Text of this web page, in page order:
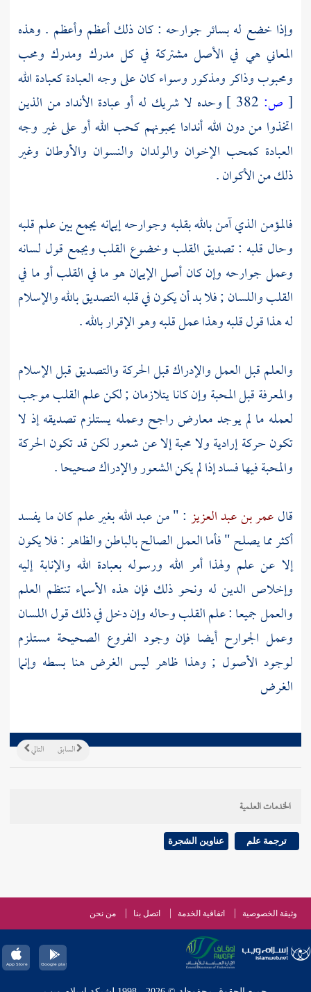
وإذا خضع له بسائر جوارحه : كان ذلك أعظم وأعظم . وهذه
المعاني هي في الأصل مشتركة في كل مدرك ومدرك ومحب
ومحبوب وذاكر ومذكور وسواء كان على وجه العبادة كعبادة الله
[ ص:
وحده لا شريك له أو عبادة الأنداد من الذين
اتخذوا من دون الله أندادا يحبونهم كحب الله أو على غير وجه
العبادة كمحب الإخوان والولدان والنسوان والأوطان وغير
ذلك من الأكوان .
فالمؤمن الذي آمن بالله بقلبه وجوارحه إيمانه يجمع بين علم قلبه
وحال قلبه : تصديق القلب وخضوع القلب ويجمع قول لسانه
وعمل جوارحه وإن كان أصل الإيمان هو ما في القلب أو ما في
القلب واللسان ; فلا بد أن يكون في قلبه التصديق بالله والإسلام
له هذا قول قلبه وهذا عمل قلبه وهو الإقرار بالله .
والعلم قبل العمل والإدراك قبل الحركة والتصديق قبل الإسلام
والمعرفة قبل المحبة وإن كانا يتلازمان ; لكن علم القلب موجب
لعمله ما لم يوجد معارض راجح وعمله يستلزم تصديقه إذ لا
تكون حركة إرادية ولا محبة إلا عن شعور لكن قد تكون الحركة
والمحبة فيها فساد إذا لم يكن الشعور والإدراك صحيحا .
قالعمر بن عبد العزيز : " من عبد الله بغير علم كان ما يفسد
أكثر مما يصلح " فأما العمل الصالح بالباطن والظاهر : فلا يكون
إلا عن علم ولهذا أمر الله ورسوله بعبادة الله والإنابة إليه
وإخلاص الدين له ونحو ذلك فإن هذه الأسماء تنتظم العلم
والعمل جميعا : علم القلب وحاله وإن دخل في ذلك قول اللسان
وعمل الجوارح أيضا فإن وجود الفروع الصحيحة مستلزم
لوجود الأصول ; وهذا ظاهر ليس الغرض هنا بسطه وإنما
الغرض
التالي السابق
الخدمات العلمية
ترجمة علم عناوين الشجرة
وثيقة الخصوصية اتفاقية الخدمة اتصل بنا من نحن